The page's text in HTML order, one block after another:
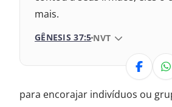
1993 – Almeida Revisada e
mais.
GÊNESIS 37:5 VERSÃO DA BÍBLIA
NVT
VERSÃO
Nova Versão Internacional
para encorajar indivíduos ou